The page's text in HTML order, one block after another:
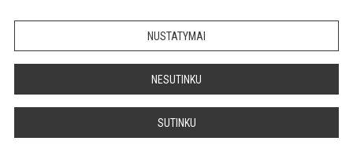
NUSTATYMAI
NESUTINKU
SUTINKU